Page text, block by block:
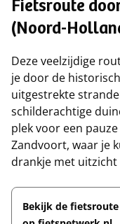
Fietsroute
(Noord-
Deze veelzijdige
je door de
uitgestrekte
schilderachtige
plek voor een
Zandvoort, waar je
drankje met uitzicht
Bekijk de